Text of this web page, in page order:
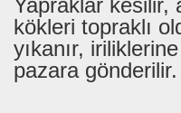
Yapraklar kesilir,
kökleri topraklı
yıkanır,
pazara gönderilir.